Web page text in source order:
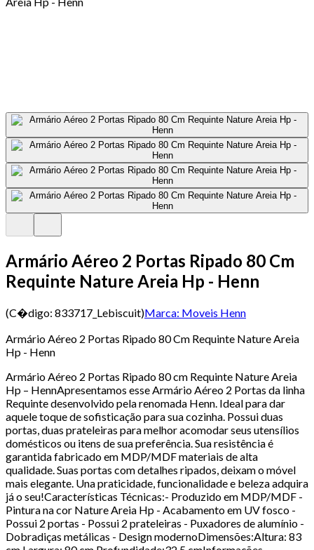
Armário Aéreo 2 Portas Ripado 80 Cm
Requinte Nature Areia Hp - Henn
(C�digo: 833717_Lebiscuit)Marca: Moveis Henn
Armário Aéreo 2 Portas Ripado 80 Cm Requinte Nature Areia
Hp - Henn
Armário Aéreo 2 Portas Ripado 80 cm Requinte Nature Areia
Hp – HennApresentamos esse Armário Aéreo 2 Portas da linha
Requinte desenvolvido pela renomada Henn. Ideal para dar
aquele toque de sofisticação para sua cozinha. Possui duas
portas, duas prateleiras para melhor acomodar seus utensílios
domésticos ou itens de sua preferência. Sua resistência é
garantida fabricado em MDP/MDF materiais de alta
qualidade. Suas portas com detalhes ripados, deixam o móvel
mais elegante. Una praticidade, funcionalidade e beleza adquira
já o seu!Características Técnicas:- Produzido em MDP/MDF -
Pintura na cor Nature Areia Hp - Acabamento em UV fosco -
Possui 2 portas - Possui 2 prateleiras - Puxadores de alumínio -
Dobradiças metálicas - Design modernoDimensões:Altura: 83